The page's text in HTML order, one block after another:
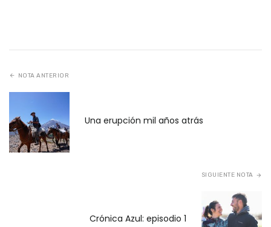
NOTA ANTERIOR
Una erupción mil años atrás
SIGUIENTE NOTA
Crónica Azul: episodio 1